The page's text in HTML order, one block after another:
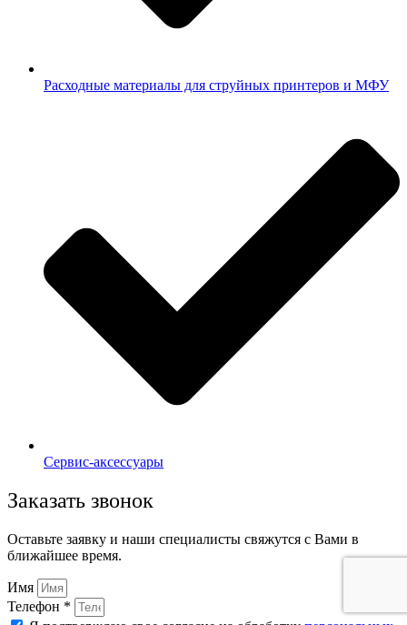
Расходные материалы для струйных принтеров и МФУ
Сервис-аксессуары
Заказать звонок
Оставьте заявку и наши специалисты свяжутся с Вами в
ближайшее время.
Имя
Телефон *